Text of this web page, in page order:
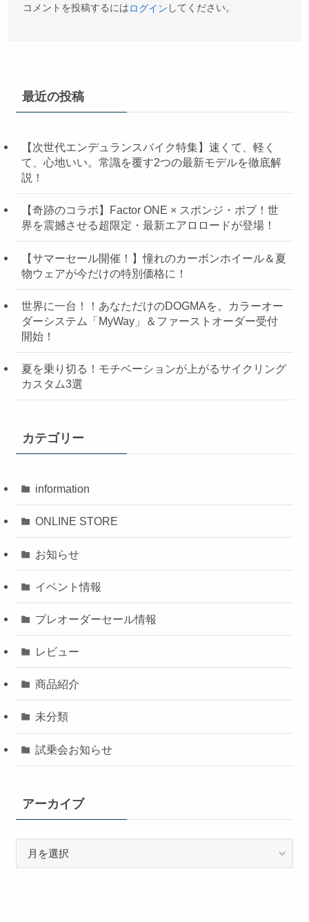
コメントを投稿するにはログイン してください。
最近の投稿
【次世代エンデュランスバイク特集】速くて、軽く
て、心地いい。常識を覆す2つの最新モデルを徹底解
説！
【奇跡のコラボ】Factor ONE × スポンジ・ボブ！世
界を震撼させる超限定・最新エアロロードが登場！
【サマーセール開催！】憧れのカーボンホイール＆夏
物ウェアが今だけの特別価格に！
世界に一台！！あなただけのDOGMAを。カラーオー
ダーシステム「MyWay」＆ファーストオーダー受付
開始！
夏を乗り切る！モチベーションが上がるサイクリング
カスタム3選
カテゴリー
information
ONLINE STORE
お知らせ
イベント情報
プレオーダーセール情報
レビュー
商品紹介
未分類
試乗会お知らせ
アーカイブ